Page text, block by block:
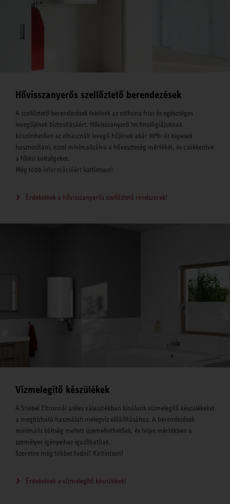
Hővisszanyerős szellőztető berendezések
A szellőztető berendezések felelnek az otthona friss és egészséges
levegőjének biztosításáért. Hővisszanyerő technológiájuknak
köszönhetően az elhasznált levegő hőjének akár 90%-át képesek
hasznosítani, ezzel minimalizálva a hőveszteség mértékét, és csökkentve
a fűtési költségeket.
Még több információért kattintson!
Érdekelnek a hővisszanyerős szellőztető rendszerek!
Vízmelegítő készülékek
A Stiebel Eltronnál széles választékban kínálunk vízmelegítő készülékeket
a megbízható használati melegvíz előállításához. A berendezések
minimális költség mellett üzemeltethetőek, és teljes mértékben a
személyes igényeihez igazíthatóak.
Szeretne még többet tudni? Kattintson!
Érdekelnek a vízmelegítő készülékek!